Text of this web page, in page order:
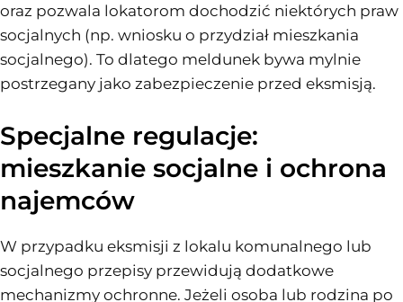
oraz pozwala lokatorom dochodzić niektórych praw
socjalnych (np. wniosku o przydział mieszkania
socjalnego). To dlatego meldunek bywa mylnie
postrzegany jako zabezpieczenie przed eksmisją.
Specjalne regulacje:
mieszkanie socjalne i ochrona
najemców
W przypadku eksmisji z lokalu komunalnego lub
socjalnego przepisy przewidują dodatkowe
mechanizmy ochronne. Jeżeli osoba lub rodzina po